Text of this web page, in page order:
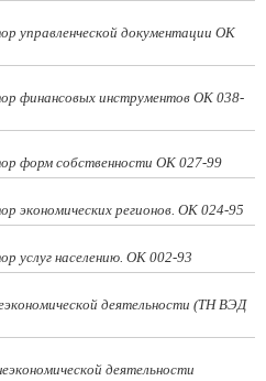
управленческой документации ОК
финансовых инструментов OK 038-
форм собственности ОК 027-99
экономических регионов. ОК 024-95
услуг населению. ОК 002-93
деятельности (ТН ВЭД
деятельности